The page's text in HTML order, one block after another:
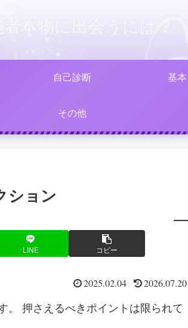
自己診断 基本
その他
ション
LINE コピー
2025.02.04 2026.07.20
。 押さえるべきポイントは限られて